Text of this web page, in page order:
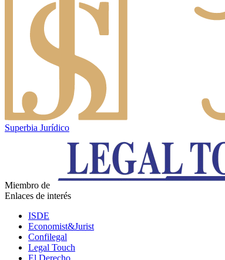
Superbia Jurídico
Miembro de
Enlaces de interés
ISDE
Economist&Jurist
Confilegal
Legal Touch